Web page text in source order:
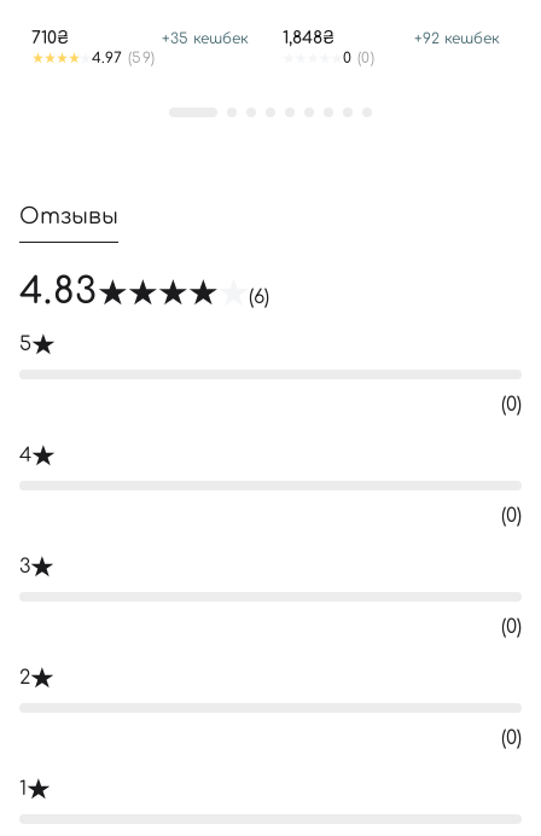
710₴ +35 кешбек
4.97 (59)
1,848₴ +92 кешбек
0 (0)
Отзывы
4.83 (6)
5
(0)
4
(0)
3
(0)
2
(0)
1